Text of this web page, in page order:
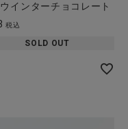
インターチョコレート
税込
SOLD OUT